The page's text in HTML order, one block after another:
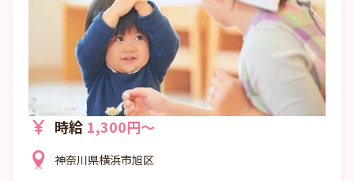
時給 1,300円～
神奈川県横浜市旭区